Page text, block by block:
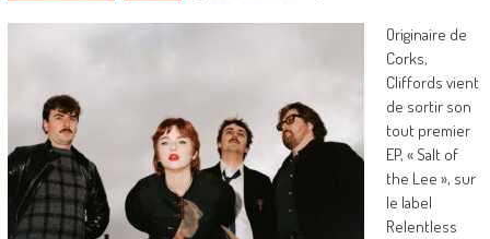
Originaire de
Corks,
Cliffords vient
de sortir son
tout premier
EP, « Salt of
the Lee », sur
le label
Relentless